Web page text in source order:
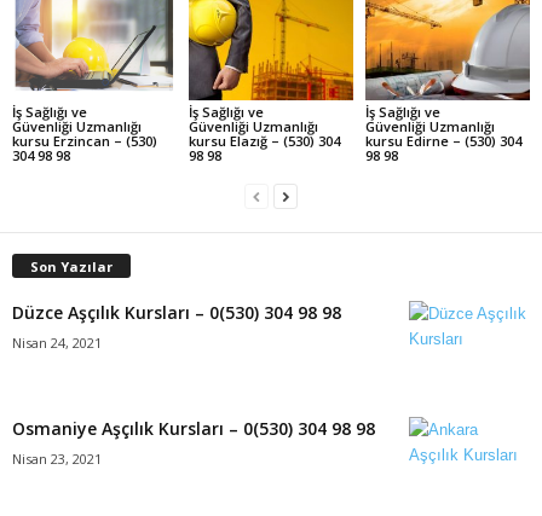
İş Sağlığı ve
Güvenliği Uzmanlığı
kursu Erzincan – (530)
304 98 98
İş Sağlığı ve
Güvenliği Uzmanlığı
kursu Elazığ – (530) 304
98 98
İş Sağlığı ve
Güvenliği Uzmanlığı
kursu Edirne – (530) 304
98 98
Son Yazılar
Düzce Aşçılık Kursları – 0(530) 304 98 98
Nisan 24, 2021
Osmaniye Aşçılık Kursları – 0(530) 304 98 98
Nisan 23, 2021